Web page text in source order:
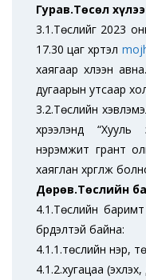
Гурав.Төсөл
3.1.Төслийг 2023
17.30 цаг хүртэл
хаягаар хүлээн
дугаарын утсаар
3.2.Төслийн
хүрээлэнд
нэрэмжит грант
хаяглан хүргүүлж
Дөрөв.Төслийн
4.1.Төслийн
бүрдэлтэй байна:
4.1.1.төслийн нэр,
4.1.2.хугацаа